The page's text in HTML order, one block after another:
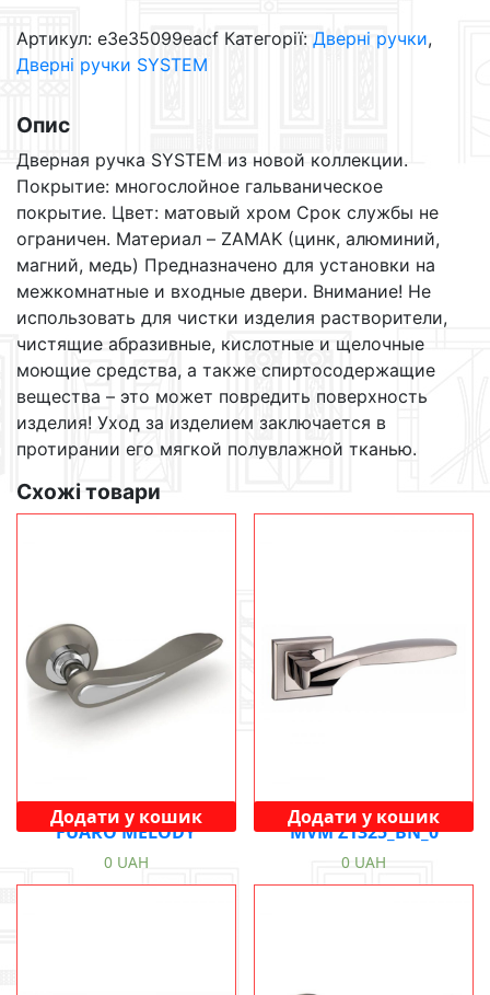
125
RO11
кількість
Артикул: e3e35099eacf Категорії: Дверні ручки,
Дверні ручки SYSTEM
Опис
Дверная ручка SYSTEM из новой коллекции.
Покрытие: многослойное гальваническое
покрытие. Цвет: матовый хром Срок службы не
ограничен. Материал – ZAMAK (цинк, алюминий,
магний, медь) Предназначено для установки на
межкомнатные и входные двери. Внимание! Не
использовать для чистки изделия растворители,
чистящие абразивные, кислотные и щелочные
моющие средства, а также спиртосодержащие
вещества – это может повредить поверхность
изделия! Уход за изделием заключается в
протирании его мягкой полувлажной тканью.
Схожі товари
FUARO MELODY
0 UAH
Додати у кошик
MVM Z1325_BN_0
0 UAH
Додати у кошик